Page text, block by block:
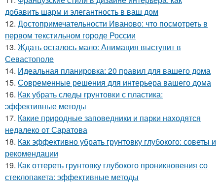
добавить шарм и элегантность в ваш дом
12. Достопримечательности Иваново: что посмотреть в
первом текстильном городе России
13. Ждать осталось мало: Анимация выступит в
Севастополе
14. Идеальная планировка: 20 правил для вашего дома
15. Современные решения для интерьера вашего дома
16. Как убрать следы грунтовки с пластика:
эффективные методы
17. Какие природные заповедники и парки находятся
недалеко от Саратова
18. Как эффективно убрать грунтовку глубокого: советы и
рекомендации
19. Как оттереть грунтовку глубокого проникновения со
стеклопакета: эффективные методы